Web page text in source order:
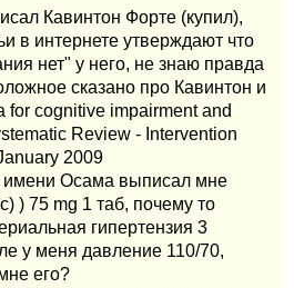
Кавинтон Форте (купил),
в интернете утверждают что
нет" у него, не знаю правда
сказано про Кавинтон и
for cognitive impairment and
Review - Intervention
2009
имени Осама выписал мне
) 75 mg 1 таб, почему то
гипертензия 3
у меня давление 110/70,
его?